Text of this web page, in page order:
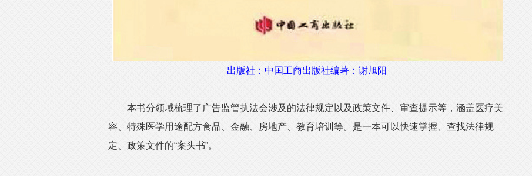
出版社：中国工商出版社编著：谢旭阳
本书分领域梳理了广告监管执法会涉及的法律规定以及政策文件、审查提示等，涵盖医疗美
容、特殊医学用途配方食品、金融、房地产、教育培训等。是一本可以快速掌握、查找法律规
定、政策文件的“案头书”。